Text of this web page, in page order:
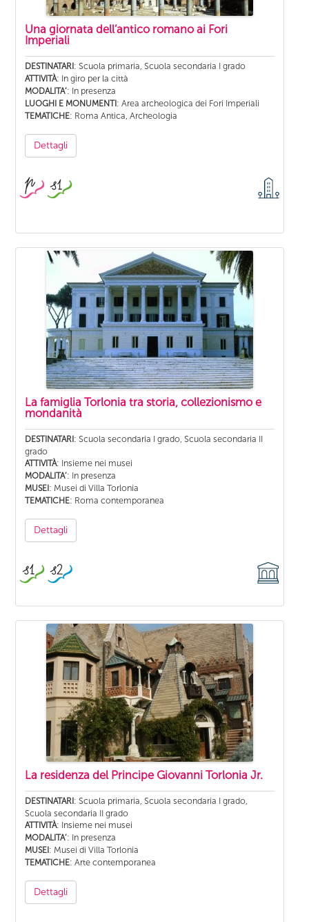
Una giornata dell’antico romano ai Fori
Imperiali
DESTINATARI: Scuola primaria, Scuola secondaria I grado
ATTIVITÀ: In giro per la città
MODALITA’: In presenza
LUOGHI E MONUMENTI: Area archeologica dei Fori Imperiali
TEMATICHE: Roma Antica, Archeologia
Dettagli
La famiglia Torlonia tra storia, collezionismo e
mondanità
DESTINATARI: Scuola secondaria I grado, Scuola secondaria II
grado
ATTIVITÀ: Insieme nei musei
MODALITA’: In presenza
MUSEI: Musei di Villa Torlonia
TEMATICHE: Roma contemporanea
Dettagli
La residenza del Principe Giovanni Torlonia Jr.
DESTINATARI: Scuola primaria, Scuola secondaria I grado,
Scuola secondaria II grado
ATTIVITÀ: Insieme nei musei
MODALITA’: In presenza
MUSEI: Musei di Villa Torlonia
TEMATICHE: Arte contemporanea
Dettagli